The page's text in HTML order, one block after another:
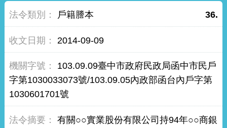
36.
戶籍謄本
2014-09-09
103.09.09臺中市政府民政局函中市民戶
字第1030033073號/103.09.05內政部函台內戶字第
1030601701號
有關○○實業股份有限公司持94年○○商銀